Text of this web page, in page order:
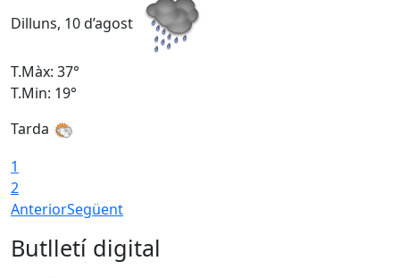
Dilluns, 10 d’agost
T.Màx: 37°
T.Min: 19°
Tarda
1
2
AnteriorSegüent
Butlletí digital